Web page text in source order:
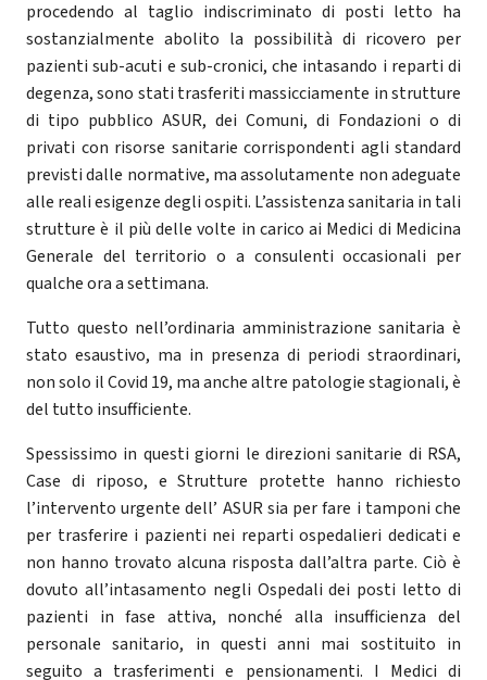
procedendo al taglio indiscriminato di posti letto ha
sostanzialmente abolito la possibilità di ricovero per
pazienti sub-acuti e sub-cronici, che intasando i reparti di
degenza, sono stati trasferiti massicciamente in strutture
di tipo pubblico ASUR, dei Comuni, di Fondazioni o di
privati con risorse sanitarie corrispondenti agli standard
previsti dalle normative, ma assolutamente non adeguate
alle reali esigenze degli ospiti. L’assistenza sanitaria in tali
strutture è il più delle volte in carico ai Medici di Medicina
Generale del territorio o a consulenti occasionali per
qualche ora a settimana.
Tutto questo nell’ordinaria amministrazione sanitaria è
stato esaustivo, ma in presenza di periodi straordinari,
non solo il Covid 19, ma anche altre patologie stagionali, è
del tutto insufficiente.
Spessissimo in questi giorni le direzioni sanitarie di RSA,
Case di riposo, e Strutture protette hanno richiesto
l’intervento urgente dell’ ASUR sia per fare i tamponi che
per trasferire i pazienti nei reparti ospedalieri dedicati e
non hanno trovato alcuna risposta dall’altra parte. Ciò è
dovuto all’intasamento negli Ospedali dei posti letto di
pazienti in fase attiva, nonché alla insufficienza del
personale sanitario, in questi anni mai sostituito in
seguito a trasferimenti e pensionamenti. I Medici di